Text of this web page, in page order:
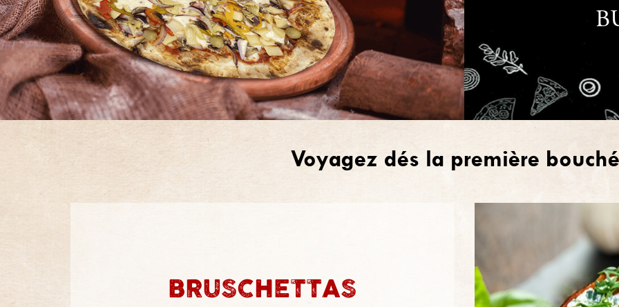
Voyagez dés la première
BRUSCHETTAS